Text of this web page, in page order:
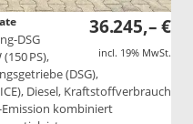
36.245,– €
incl. 19% MwSt.
DSG
PS),
(DSG),
Diesel, Kraftstoffverbrauch
Emission kombiniert